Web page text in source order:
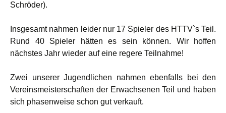
Schröder).
Insgesamt nahmen leider nur 17 Spieler des HTTV`s Teil.
Rund 40 Spieler hätten es sein können. Wir hoffen
nächstes Jahr wieder auf eine regere Teilnahme!
Zwei unserer Jugendlichen nahmen ebenfalls bei den
Vereinsmeisterschaften der Erwachsenen Teil und haben
sich phasenweise schon gut verkauft.